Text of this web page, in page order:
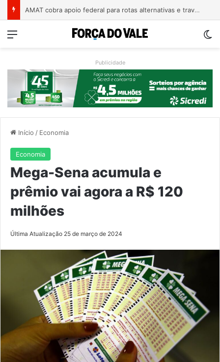
A arte de projetar o dom de cuidar
Menu
Publicidade
Início / Economia
Economia
Mega-Sena acumula e
prêmio vai agora a R$ 120
milhões
Última Atualização 25 de março de 2024